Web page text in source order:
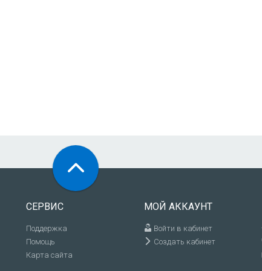
СЕРВИС
Поддержка
Помощь
Карта сайта
МОЙ АККАУНТ
Войти в кабинет
Создать кабинет